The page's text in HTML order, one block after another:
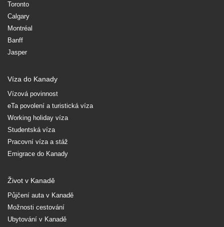
Toronto
Calgary
Montréal
Banff
Jasper
Víza do Kanady
Vízová povinnost
eTa povolení a turistická víza
Working holiday víza
Studentská víza
Pracovní víza a stáž
Emigrace do Kanady
Život v Kanadě
Půjčení auta v Kanadě
Možnosti cestování
Ubytování v Kanadě